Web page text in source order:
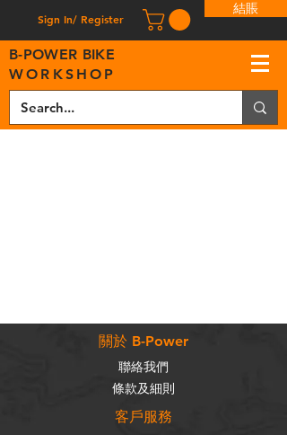
Sign In/ Register
結賬
B-POWER BIKE
WORKSHOP
關於 B-Power
聯絡我們
條款及細則
客戶服務